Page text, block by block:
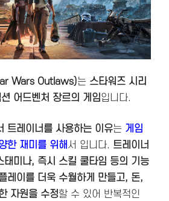
Wars Outlaws)는 스타워즈 시리
어드벤처 장르의 게임입니다.
트레이너를 사용하는 이유는 게임
한 재미를 위해서 입니다. 트레이너
태미나, 즉시 스킬 쿨타임 등의 기능
레이를 더욱 수월하게 만들고, 돈,
자원을 수정할 수 있어 반복적인